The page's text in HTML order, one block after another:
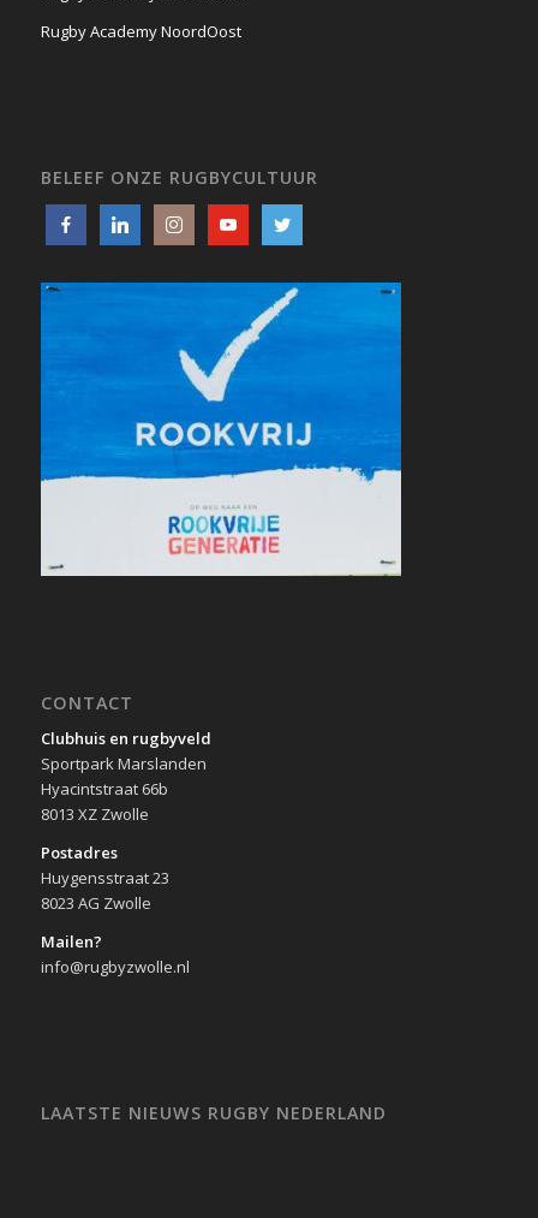
Rugby Academy NoordOost
BELEEF ONZE RUGBYCULTUUR
CONTACT
Clubhuis en rugbyveld
Sportpark Marslanden
Hyacintstraat 66b
8013 XZ Zwolle
Postadres
Huygensstraat 23
8023 AG Zwolle
Mailen?
info@rugbyzwolle.nl
LAATSTE NIEUWS RUGBY NEDERLAND